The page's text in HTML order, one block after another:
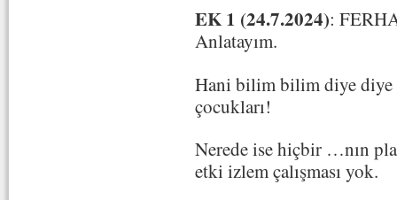
EK 1 (24.7.2024):
Anlatayım.
Hani bilim bilim diye diye
çocukları!
Nerede ise hiçbir …nın
etki izlem çalışması yok.